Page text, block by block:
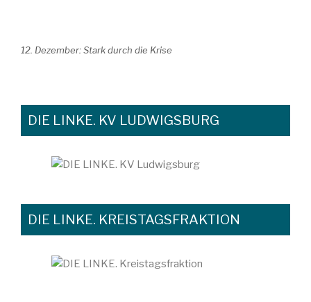
12. Dezember: Stark durch die Krise
DIE LINKE. KV LUDWIGSBURG
DIE LINKE. KREISTAGSFRAKTION